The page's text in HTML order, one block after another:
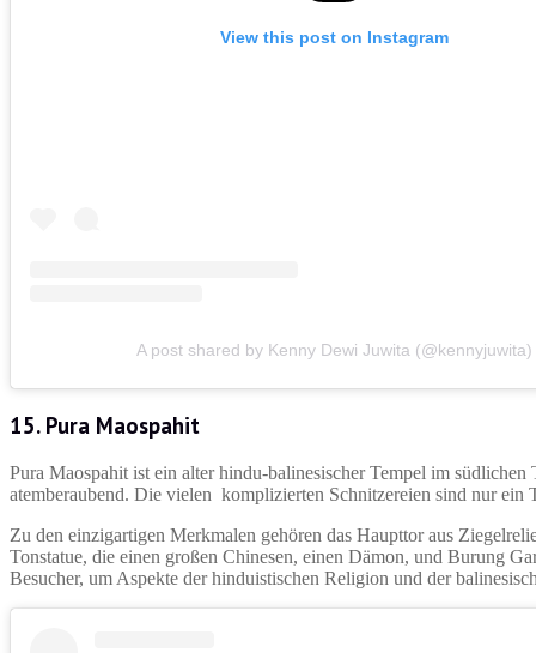
View this post on Instagram
A post shared by Kenny Dewi Juwita (@kennyjuwita)
15. Pura Maospahit
Pura Maospahit ist ein alter hindu-balinesischer Tempel im
atemberaubend. Die vielen komplizierten Schnitzereien sind nur
Zu den einzigartigen Merkmalen gehören das Haupttor aus
Tonstatue, die einen großen Chinesen, einen Dämon, und Burung
Besucher, um Aspekte der hinduistischen Religion und der